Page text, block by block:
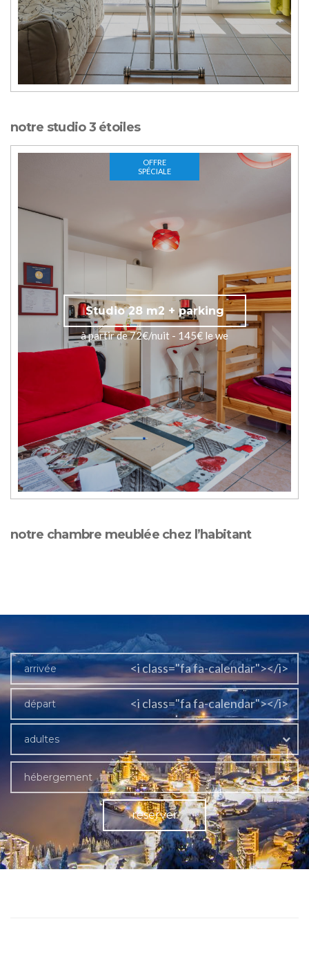
notre studio 3 étoiles
OFFRE
SPÉCIALE
Studio 28 m2 + parking
à partir de 72€/nuit - 145€ le we
notre chambre meublée chez l’habitant
<i class="fa fa-calendar"></i>
<i class="fa fa-calendar"></i>
adultes
hébergement
réserver